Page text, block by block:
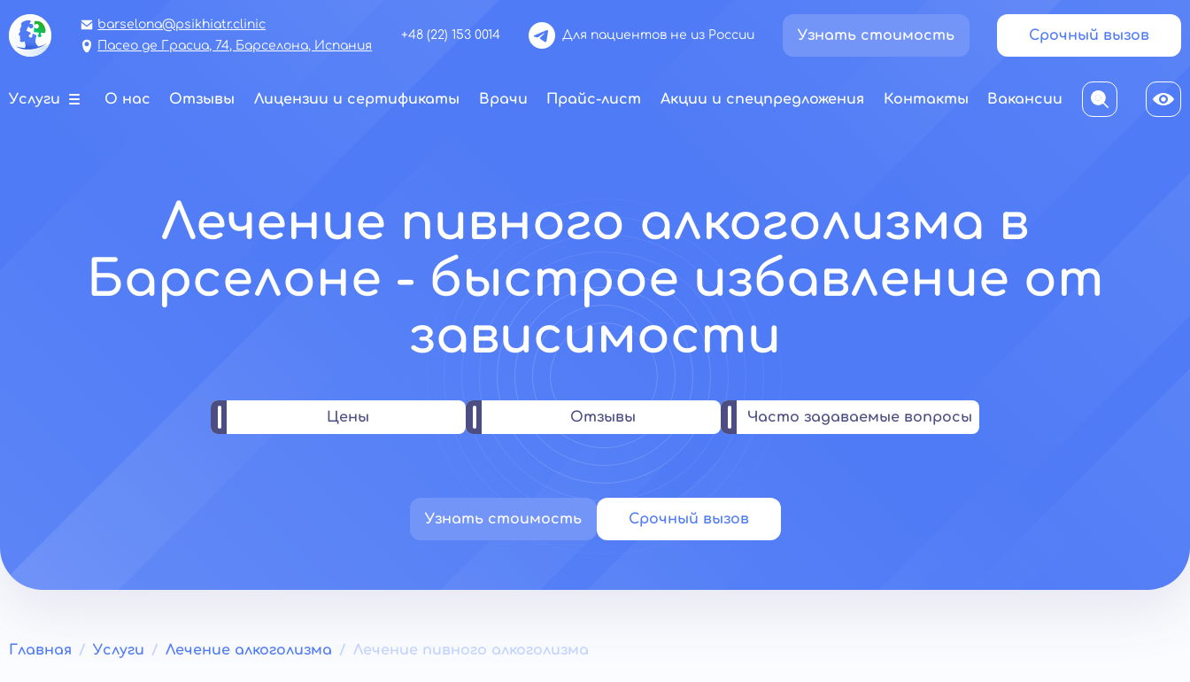
barselona@psikhiatr.clinic
Пасео де Грасиа, 74, Барселона, Испания
+48 (22) 153 0014 Для пациентов не из России Узнать стоимость Срочный вызов
Услуги О нас Отзывы Лицензии и сертификаты Врачи Прайс-лист Акции и спецпредложения Контакты Вакансии
Лечение пивного алкоголизма в
Барселоне - быстрое избавление от
зависимости
Цены Отзывы Часто задаваемые вопросы
Узнать стоимость Срочный вызов
Главная Услуги Лечение алкоголизма Лечение пивного алкоголизма